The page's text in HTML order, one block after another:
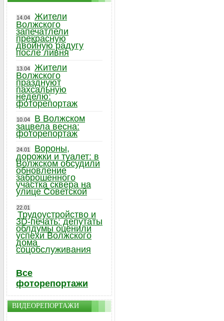
14.04
Жители
Волжского
запечатлели
прекрасную
двойную радугу
после ливня
13.04
Жители
Волжского
празднуют
пахсальную
неделю:
фоторепортаж
10.04
В Волжском
зацвела весна:
фоторепортаж
24.01
Вороны,
дорожки и туалет: в
Волжском обсудили
обновление
заброшенного
участка сквера на
улице Советской
22.01
Трудоустройство и
3D-печать: депутаты
облдумы оценили
успехи Волжского
дома
соцобслуживания
Все
фоторепортажи
ВИДЕОРЕПОРТАЖИ